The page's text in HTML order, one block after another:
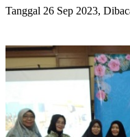
Tanggal 26 Sep 2023,